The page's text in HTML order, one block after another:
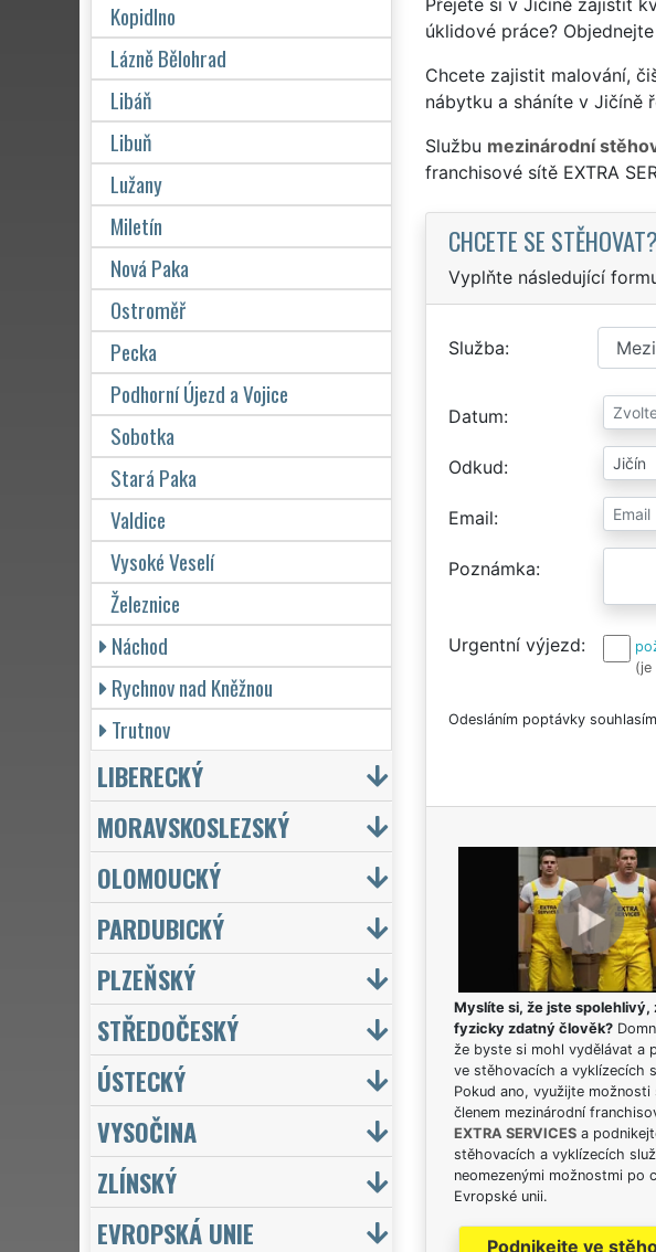
úklidové práce?
Chcete zajistit malování,
nábytku a sháníte v Jičíně
Službu mezinárodní
franchisové sítě EXTRA
CHCETE SE STĚHOVAT?
Vyplňte následující
Služba
Datum
Odkud
Email
Poznámka
Urgentní výjezd
(je
Odesláním poptávky
Myslíte si, že jste spolehlivý,
fyzicky zdatný člověk?
že byste si mohl vydělávat a
ve stěhovacích a vyklízecích
Pokud ano, využijte možnosti
členem mezinárodní
EXTRA SERVICESa
stěhovacích a vyklízecích
neomezenými možnostmi po
Evropské unii.
Podnikejte ve
Kopidlno
Lázně Bělohrad
Libáň
Libuň
Lužany
Miletín
Nová Paka
Ostroměř
Pecka
Podhorní Újezd a Vojice
Sobotka
Stará Paka
Valdice
Vysoké Veselí
Železnice
Náchod
Rychnov nad Kněžnou
Trutnov
LIBERECKÝ
MORAVSKOSLEZSKÝ
OLOMOUCKÝ
PARDUBICKÝ
PLZEŇSKÝ
STŘEDOČESKÝ
ÚSTECKÝ
VYSOČINA
ZLÍNSKÝ
EVROPSKÁ UNIE